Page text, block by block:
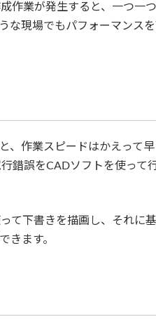
作業が発生すると、一つ一
な現場でもパフォーマンス
、作業スピードはかえって
錯誤をCADソフトを使って
て下書きを描画し、それに
きます。